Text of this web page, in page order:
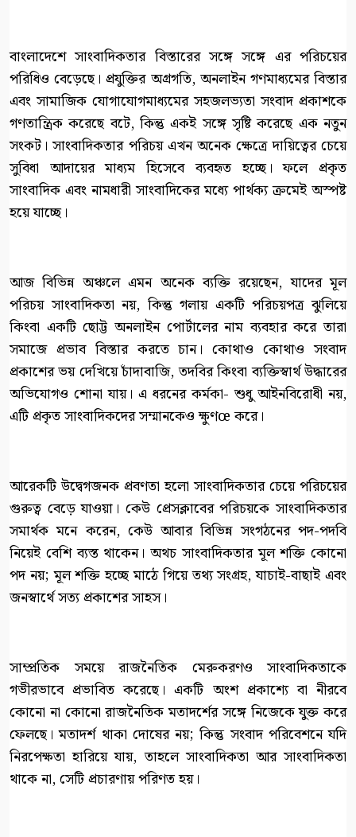
বাংলাদেশে সাংবাদিকতার বিস্তারের সঙ্গে সঙ্গে এর পরিচয়ের
পরিধিও বেড়েছে। প্রযুক্তির অগ্রগতি, অনলাইন গণমাধ্যমের বিস্তার
এবং সামাজিক যোগাযোগমাধ্যমের সহজলভ্যতা সংবাদ প্রকাশকে
গণতান্ত্রিক করেছে বটে, কিন্তু একই সঙ্গে সৃষ্টি করেছে এক নতুন
সংকট। সাংবাদিকতার পরিচয় এখন অনেক ক্ষেত্রে দায়িত্বের চেয়ে
সুবিধা আদায়ের মাধ্যম হিসেবে ব্যবহৃত হচ্ছে। ফলে প্রকৃত
সাংবাদিক এবং নামধারী সাংবাদিকের মধ্যে পার্থক্য ক্রমেই অস্পষ্ট
হয়ে যাচ্ছে।
আজ বিভিন্ন অঞ্চলে এমন অনেক ব্যক্তি রয়েছেন, যাদের মূল
পরিচয় সাংবাদিকতা নয়, কিন্তু গলায় একটি পরিচয়পত্র ঝুলিয়ে
কিংবা একটি ছোট্ট অনলাইন পোর্টালের নাম ব্যবহার করে তারা
সমাজে প্রভাব বিস্তার করতে চান। কোথাও কোথাও সংবাদ
প্রকাশের ভয় দেখিয়ে চাঁদাবাজি, তদবির কিংবা ব্যক্তিস্বার্থ উদ্ধারের
অভিযোগও শোনা যায়। এ ধরনের কর্মকা- শুধু আইনবিরোধী নয়,
এটি প্রকৃত সাংবাদিকদের সম্মানকেও ক্ষুণœ করে।
আরেকটি উদ্বেগজনক প্রবণতা হলো সাংবাদিকতার চেয়ে পরিচয়ের
গুরুত্ব বেড়ে যাওয়া। কেউ প্রেসক্লাবের পরিচয়কে সাংবাদিকতার
সমার্থক মনে করেন, কেউ আবার বিভিন্ন সংগঠনের পদ-পদবি
নিয়েই বেশি ব্যস্ত থাকেন। অথচ সাংবাদিকতার মূল শক্তি কোনো
পদ নয়; মূল শক্তি হচ্ছে মাঠে গিয়ে তথ্য সংগ্রহ, যাচাই-বাছাই এবং
জনস্বার্থে সত্য প্রকাশের সাহস।
সাম্প্রতিক সময়ে রাজনৈতিক মেরুকরণও সাংবাদিকতাকে
গভীরভাবে প্রভাবিত করেছে। একটি অংশ প্রকাশ্যে বা নীরবে
কোনো না কোনো রাজনৈতিক মতাদর্শের সঙ্গে নিজেকে যুক্ত করে
ফেলছে। মতাদর্শ থাকা দোষের নয়; কিন্তু সংবাদ পরিবেশনে যদি
নিরপেক্ষতা হারিয়ে যায়, তাহলে সাংবাদিকতা আর সাংবাদিকতা
থাকে না, সেটি প্রচারণায় পরিণত হয়।